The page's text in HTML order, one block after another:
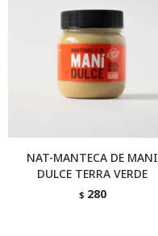
NAT-MANTECA DE MANI
DULCE TERRA VERDE
$ 280